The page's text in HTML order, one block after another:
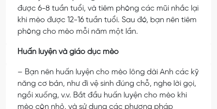
được 6-8 tuần tuổi, và tiêm phòng các mũi nhắc lại
khi mèo được 12-16 tuần tuổi. Sau đó, bạn nên tiêm
phòng cho mèo mỗi năm một lần.
Huấn luyện và giáo dục mèo
– Bạn nên huấn luyện cho mèo lông dài Anh các kỹ
năng cơ bản, như đi vệ sinh đúng chỗ, nghe lời gọi,
ngồi xuống, v.v. Bắt đầu huấn luyện cho mèo khi
mèo còn nhỏ, và sử dụng các phương pháp